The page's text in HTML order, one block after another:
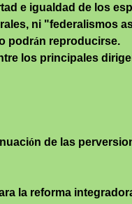
e igualdad de los
ni "federalismos
podrán reproducirse.
los principales
ón de las
la reforma